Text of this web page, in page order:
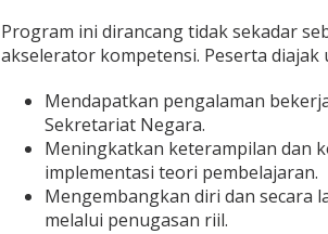
Program ini dirancang tidak sekadar
akselerator kompetensi. Peserta diajak
Mendapatkan pengalaman
Sekretariat Negara.
Meningkatkan keterampilan dan
implementasi teori pembelajaran.
Mengembangkan diri dan secara
melalui penugasan riil.